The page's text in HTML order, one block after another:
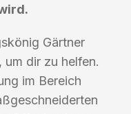
Gärtner
um dir zu helfen.
im Bereich